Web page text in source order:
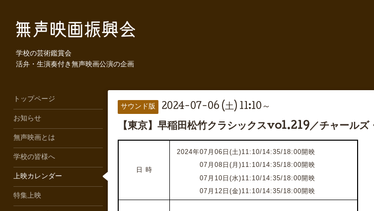
学校の芸術鑑賞会
活弁・生演奏付き無声映画公演の企画
サウンド版 2024-07-06 (土) 11:10～
【東京】早稲田松竹クラシックスvol.219／チャールズ
日 時
2024年07月06日(土)11:10/14:35/18:00開映
07月08日(月)11:10/14:35/18:00開映
07月10日(水)11:10/14:35/18:00開映
07月12日(金)11:10/14:35/18:00開映
トップページ
お知らせ
無声映画とは
学校の皆様へ
上映カレンダー
特集上映